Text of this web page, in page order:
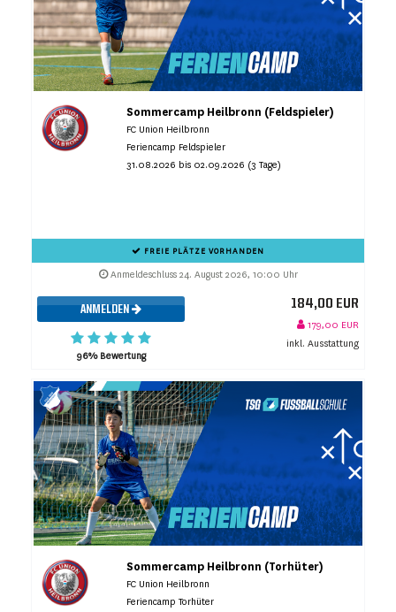
Sommercamp Heilbronn (Feldspieler)
FC Union Heilbronn
Feriencamp Feldspieler
31.08.2026 bis 02.09.2026 (3 Tage)
FREIE PLÄTZE VORHANDEN
Anmeldeschluss 24. August 2026, 10:00 Uhr
ANMELDEN
96% Bewertung
184,00 EUR
179,00 EUR
inkl. Ausstattung
Sommercamp Heilbronn (Torhüter)
FC Union Heilbronn
Feriencamp Torhüter